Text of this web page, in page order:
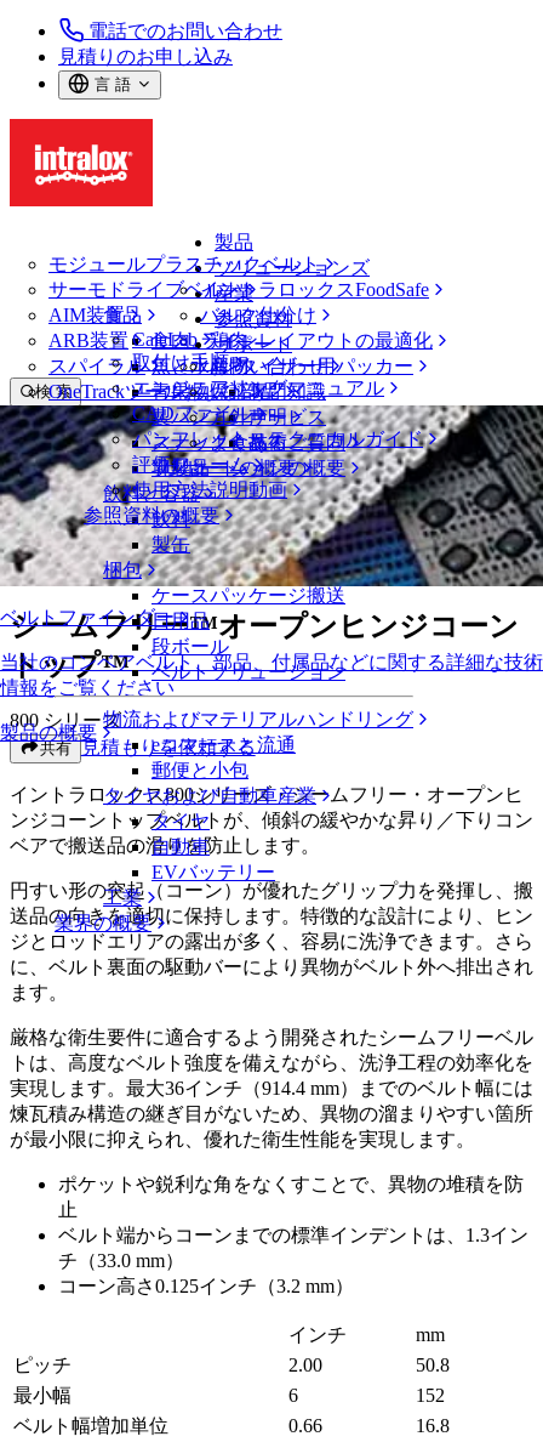
電話でのお問い合わせ
見積りのお申し込み
言 語
製品
モジュールプラスチックベルト
サーモドライブベルト
AIM装置
ARB装置
スパイラル
OneTrackツールおよび部品
ベルトファインダー
当社のコンベアベルト、部品、付属品などに関する詳細な技術
情報をご覧ください
製品の概要
ソリューションズ
イントラロックスFoodSafe
バルク仕分け
ラインレイアウトの最適化
パレタイザー用パッカー
専門知識
サービス
技術
ソリューションの概要
産業
食品
食肉、鶏肉
魚と水産物
青果物
製パン
スナック食品
乳製品
飲料と容器
飲料
製缶
梱包
ケースパッケージ搬送
日用品
段ボール
ベルトソリューション
物流およびマテリアルハンドリング
eコマースと流通
郵便と小包
タイヤおよび自動車産業
タイヤ
自動車
EVバッテリー
工業
業界の概要
参照資料
CalcLab
取付け手順
エンジニアリングマニュアル
CADファイル
パンフレット・テクニカルガイド
評価フォーム
使用方法説明動画
参照資料の概要
サポート
お問い合わせ
保証
方針声明
よくあるご質問
サポートの概要
検 索
メニューを開く
ベルトファインダー
ベルトファインダー
モジュールプラスチックベルト
800 シリーズ
シームフリー™オープンヒンジコーントップ™
シームフリー™オープンヒンジコーン
トップ™
800 シリーズ
共有 見積もりを依頼する
イントラロックス800シリーズ・シームフリー・オープンヒ
ンジコーントップベルトが、傾斜の緩やかな昇り／下りコン
ベアで搬送品の滑りを防止します。
円すい形の突起（コーン）が優れたグリップ力を発揮し、搬
送品の向きを適切に保持します。特徴的な設計により、ヒン
ジとロッドエリアの露出が多く、容易に洗浄できます。さら
に、ベルト裏面の駆動バーにより異物がベルト外へ排出され
ます。
厳格な衛生要件に適合するよう開発されたシームフリーベル
トは、高度なベルト強度を備えながら、洗浄工程の効率化を
実現します。最大36インチ（914.4 mm）までのベルト幅には
煉瓦積み構造の継ぎ目がないため、異物の溜まりやすい箇所
が最小限に抑えられ、優れた衛生性能を実現します。
ポケットや鋭利な角をなくすことで、異物の堆積を防
止
ベルト端からコーンまでの標準インデントは、1.3イン
チ（33.0 mm）
コーン高さ0.125インチ（3.2 mm）
インチ
mm
ピッチ
2.00
50.8
最小幅
6
152
ベルト幅増加単位
0.66
16.8